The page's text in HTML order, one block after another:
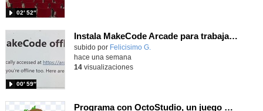
02′ 52″
Instala MakeCode Arcade para trabajar offline en tu tablet, ordenador, Chromebook
Contenido educativo.
subido por Felicisimo G.
00′ 59″
hace una semana
14visualizaciones
Programa con OctoStudio, un juego homenajeando al House of the dead con Zombies